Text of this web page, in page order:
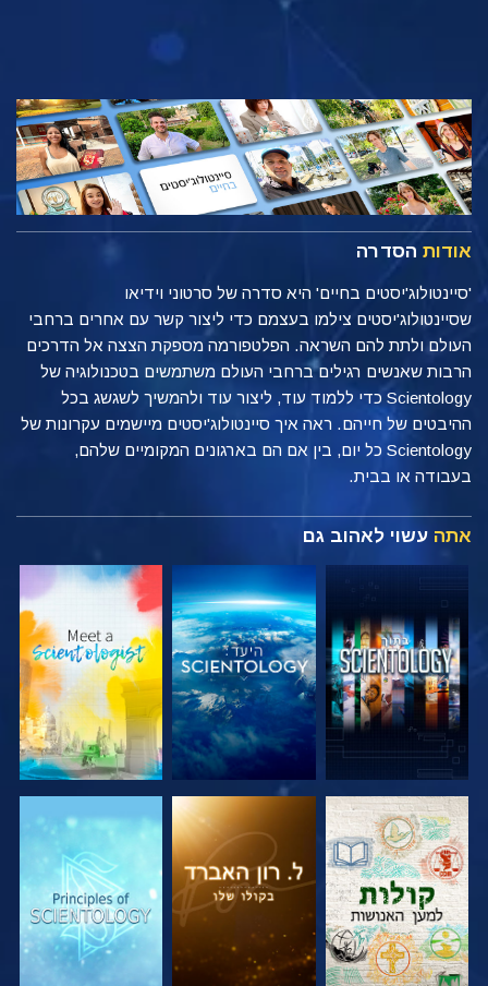
אודות הסדרה
'סיינטולוג'יסטים בחיים' היא סדרה של סרטוני וידיאו
שסיינטולוג'יסטים צילמו בעצמם כדי ליצור קשר עם אחרים ברחבי
העולם ולתת להם השראה. הפלטפורמה מספקת הצצה אל הדרכים
הרבות שאנשים רגילים ברחבי העולם משתמשים בטכנולוגיה של
Scientology כדי ללמוד עוד, ליצור עוד ולהמשיך לשגשג בכל
ההיבטים של חייהם. ראה איך סיינטולוג'יסטים מיישמים עקרונות של
Scientology כל יום, בין אם הם בארגונים המקומיים שלהם,
בעבודה או בבית.
אתה עשוי לאהוב גם
בדוק את הסדרה בדוק את הסדרה בדוק את הסדרה